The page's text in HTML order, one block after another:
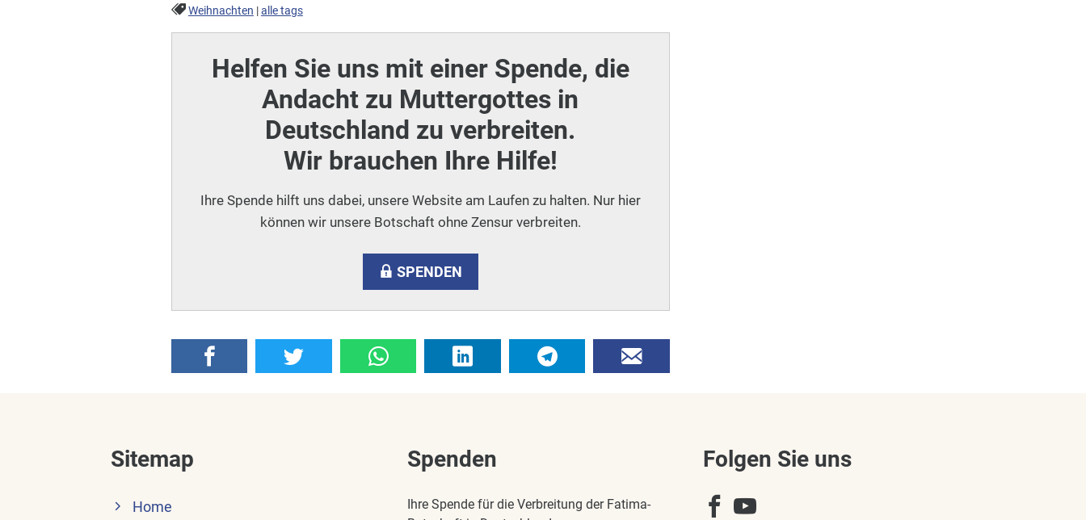
Weihnachten |alle tags
Helfen Sie uns mit einer Spende, die
Andacht zu Muttergottes in
Deutschland zu verbreiten.
Wir brauchen Ihre Hilfe!
Ihre Spende hilft uns dabei, unsere Website am Laufen zu halten. Nur hier
können wir unsere Botschaft ohne Zensur verbreiten.
SPENDEN
Sitemap
Home
Spenden
Ihre Spende für die Verbreitung der Fatima-
Folgen Sie uns